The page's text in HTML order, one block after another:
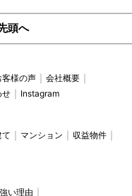
頭へ
客様の声
会社概要
せ Instagram
マンション
収益物件
い理由